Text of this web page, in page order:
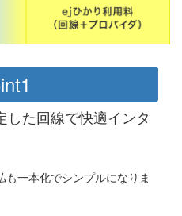
た回線で快適インタ
一本化でシンプルになりま